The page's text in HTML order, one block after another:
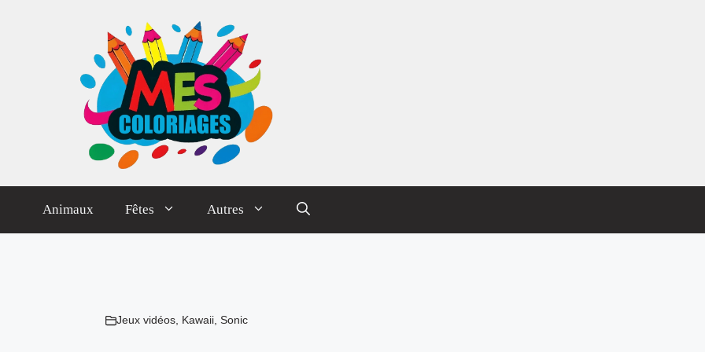
Animaux Fêtes Autres
Jeux vidéos, Kawaii, Sonic